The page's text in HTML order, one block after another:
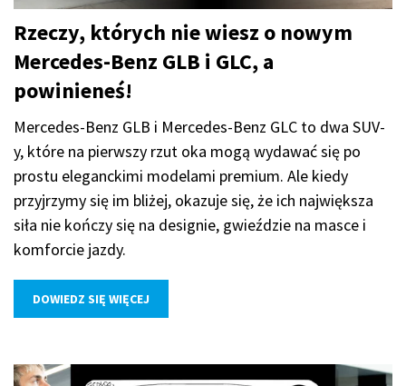
Rzeczy, których nie wiesz o nowym
Mercedes-Benz GLB i GLC, a
powinieneś!
Mercedes-Benz GLB i Mercedes-Benz GLC to dwa SUV-
y, które na pierwszy rzut oka mogą wydawać się po
prostu eleganckimi modelami premium. Ale kiedy
przyjrzymy się im bliżej, okazuje się, że ich największa
siła nie kończy się na designie, gwieździe na masce i
komforcie jazdy.
DOWIEDZ SIĘ WIĘCEJ